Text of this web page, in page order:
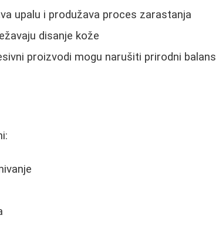
upalu i produžava proces zarastanja
disanje kože
proizvodi mogu narušiti prirodni balans